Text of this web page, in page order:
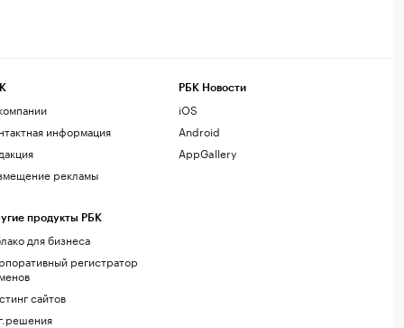
информация
рекламы
продукты РБК
для бизнеса
регистратор
сайтов
РБК Новости
iOS
Android
AppGallery